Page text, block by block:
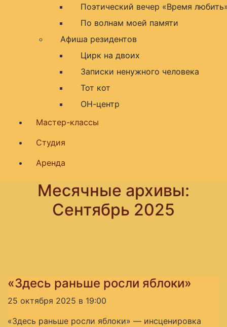
Поэтический вечер «Время
По волнам моей памяти
Афиша резидентов
Цирк на двоих
Записки ненужного человека
Тот кот
ОН-центр
Мастер-классы
Студия
Аренда
Месячные архивы:
Сентябрь 2025
«Здесь раньше росли яблоки»
25 октября 2025 в 19:00
«Здесь раньше росли яблоки» — инсценировка